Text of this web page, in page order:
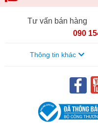
Tư vấn bán hàng
090 154
Thông tin khác